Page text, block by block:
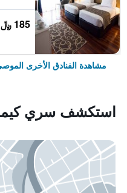
185 ﷼
مشاهدة الفنادق الأخرى
استكشف سري